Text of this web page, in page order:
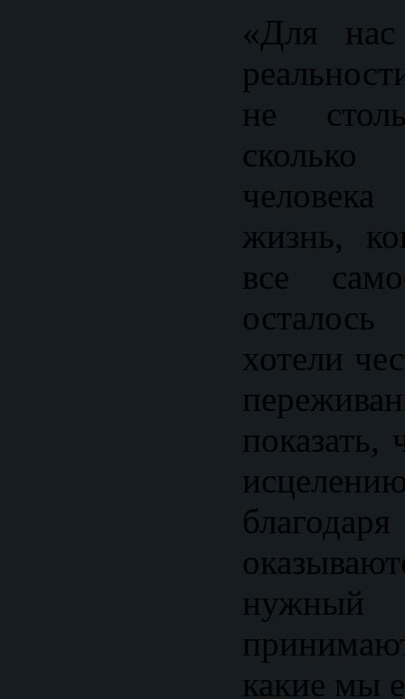
«Для
не
сколько
жизнь,
все
хотели
показать,
какие мы